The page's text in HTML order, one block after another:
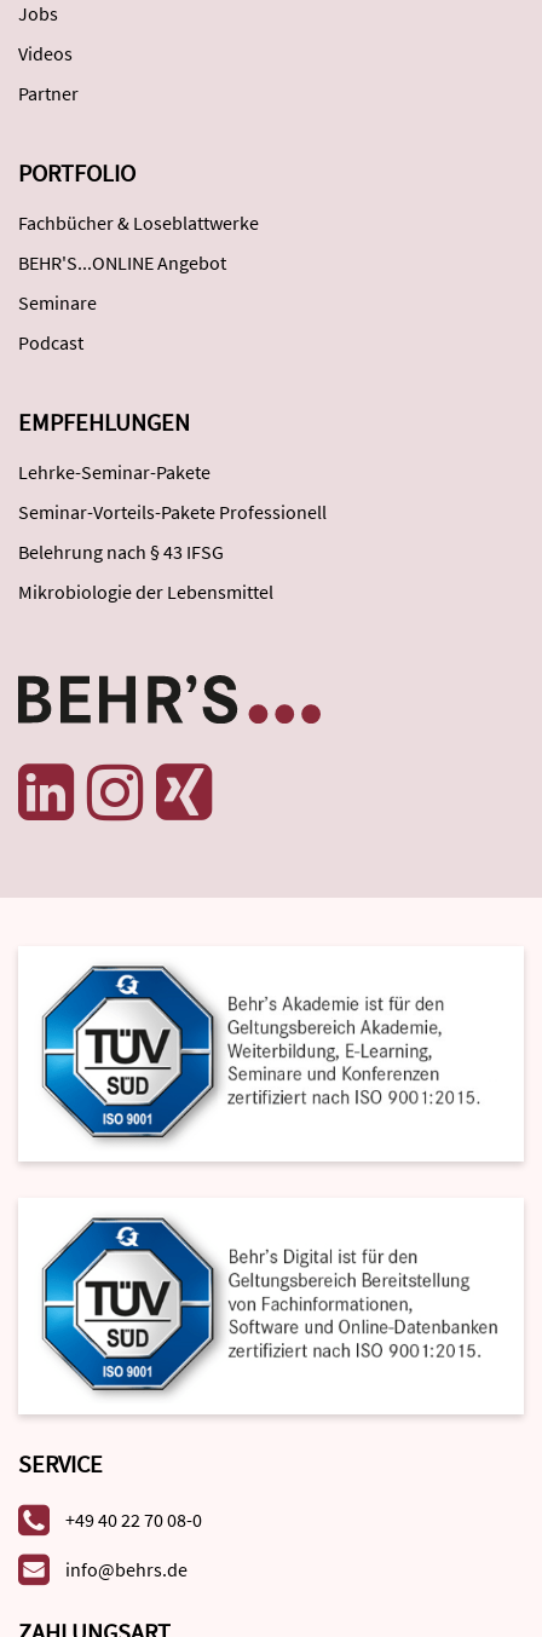
Jobs
Videos
Partner
PORTFOLIO
Fachbücher & Loseblattwerke
BEHR'S...ONLINE Angebot
Seminare
Podcast
EMPFEHLUNGEN
Lehrke-Seminar-Pakete
Seminar-Vorteils-Pakete Professionell
Belehrung nach § 43 IFSG
Mikrobiologie der Lebensmittel
SERVICE
+49 40 22 70 08-0
info@behrs.de
ZAHLUNGSART